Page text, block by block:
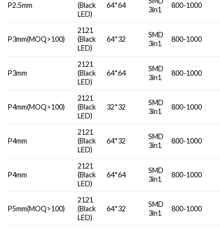
P2.5mm
(Black
LED)
64*64
3in1
800-1000
P3mm(MOQ>100)
2121
(Black
LED)
64*32
SMD
3in1
800-1000
P3mm
2121
(Black
LED)
64*64
SMD
3in1
800-1000
P4mm(MOQ>100)
2121
(Black
LED)
32*32
SMD
3in1
800-1000
P4mm
2121
(Black
LED)
64*32
SMD
3in1
800-1000
P4mm
2121
(Black
LED)
64*64
SMD
3in1
800-1000
P5mm(MOQ>100)
2121
(Black
LED)
64*32
SMD
3in1
800-1000